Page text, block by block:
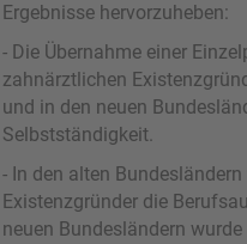
Ergebnisse hervorzuheben:
- Die Übernahme einer
zahnärztlichen
und in den neuen
Selbstständigkeit.
- In den alten
Existenzgründer die
neuen Bundesländern